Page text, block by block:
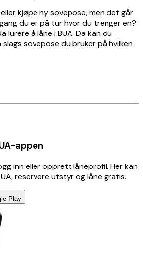
kjøpe ny sovepose, men det går
du er på tur hvor du trenger en?
lurere å låne i BUA. Da kan du
sovepose du bruker på hvilken
appen
inn eller opprett låneprofil. Her kan
reservere utstyr og låne gratis.
Play